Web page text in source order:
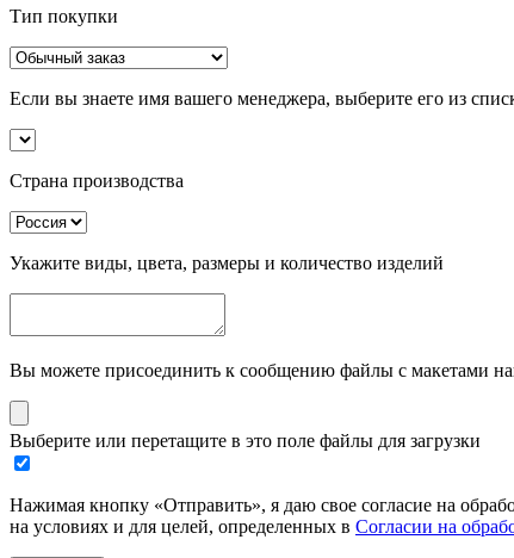
Тип покупки
Если вы знаете имя вашего менеджера, выберите его из
Страна производства
Укажите виды, цвета, размеры и количество изделий
Вы можете присоединить к сообщению файлы с макетами
Выберите или перетащите в это поле файлы для загрузки
Нажимая кнопку «Отправить», я даю свое согласие на
на условиях и для целей, определенных в Согласии на